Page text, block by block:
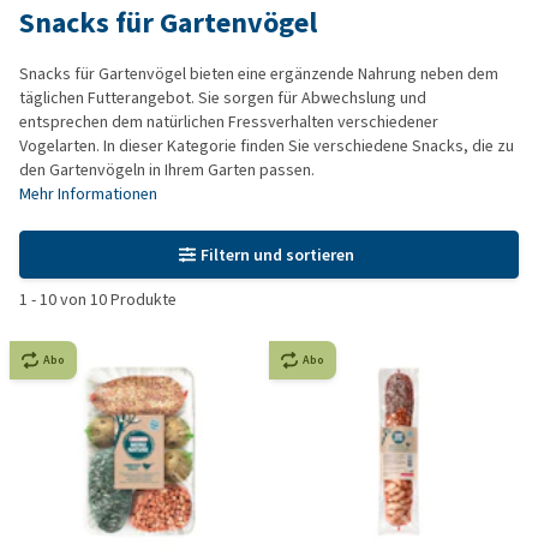
Snacks für Gartenvögel
Snacks für Gartenvögel bieten eine ergänzende Nahrung neben dem
täglichen Futterangebot. Sie sorgen für Abwechslung und
entsprechen dem natürlichen Fressverhalten verschiedener
Vogelarten. In dieser Kategorie finden Sie verschiedene Snacks, die zu
den Gartenvögeln in Ihrem Garten passen.
Mehr Informationen
Filtern und sortieren
1 -10von 10Produkte
Abo Abo